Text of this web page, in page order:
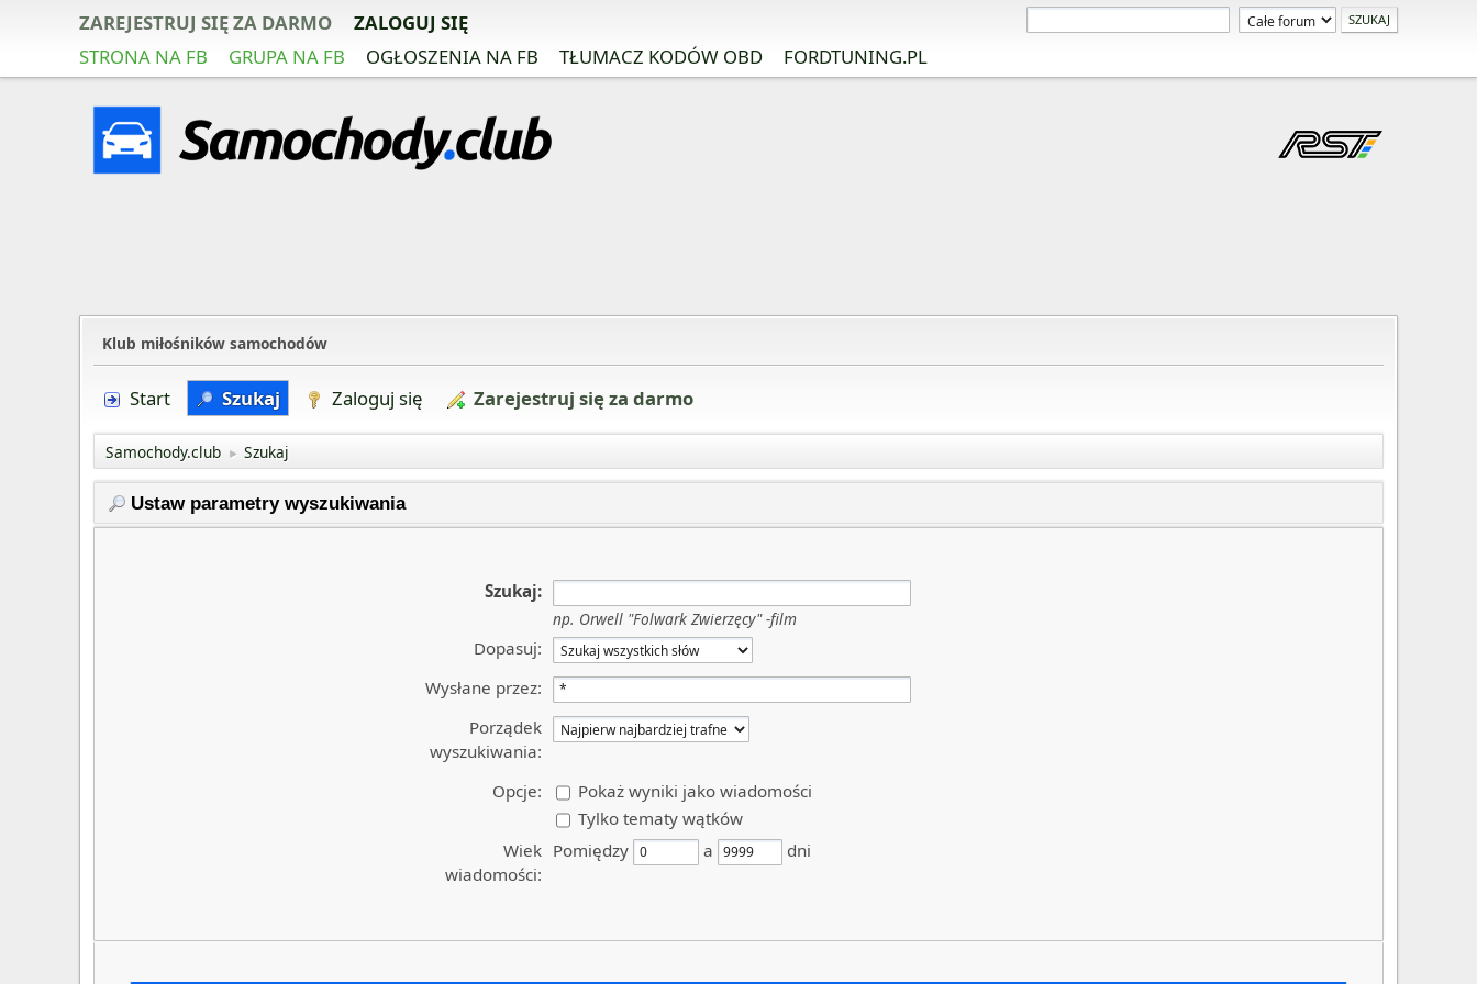
ZAREJESTRUJ SIĘ ZA DARMO
ZALOGUJ SIĘ
STRONA NA FB
GRUPA NA FB OGŁOSZENIA NA FB TŁUMACZ KODÓW OBD FORDTUNING.PL
Klub miłośników samochodów
Start Szukaj Zaloguj się Zarejestruj się za darmo
Samochody.club ► Szukaj
Ustaw parametry wyszukiwania
Szukaj:
np. Orwell "Folwark Zwierzęcy" -film
Dopasuj:
Wysłane przez:
Porządek
wyszukiwania:
Opcje:
Pokaż wyniki jako wiadomości
Tylko tematy wątków
Wiek
wiadomości:
Pomiędzy a dni